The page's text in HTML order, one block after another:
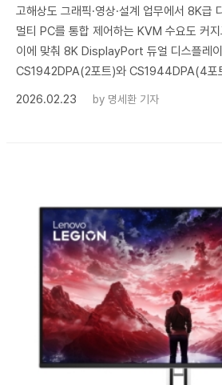
고해상도 그래픽·영상·설계 업무에서 8K급
멀티 PC를 통합 제어하는 KVM 수요도 커
이에 맞춰 8K DisplayPort 듀얼 디스플레
CS1942DPA(2포트)와 CS1944DPA(4포
2026.02.23
by 명세환 기자